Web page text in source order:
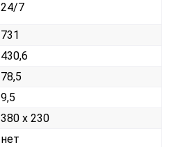
24/7
731
430,6
78,5
9,5
380 х 230
нет